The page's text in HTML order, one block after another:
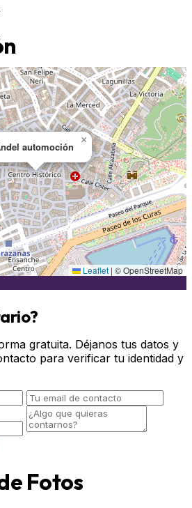
automoción
×
Leaflet | © OpenStreetMap
gratuita. Déjanos tus datos y
para verificar tu identidad y
Fotos